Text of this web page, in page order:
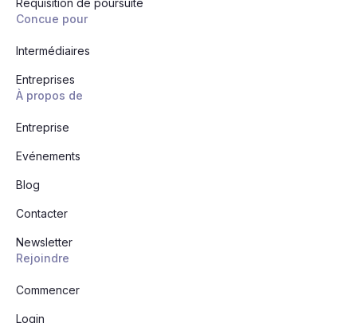
Réquisition de poursuite
Concue pour
Intermédiaires
Entreprises
À propos de
Entreprise
Evénements
Blog
Contacter
Newsletter
Rejoindre
Commencer
Login